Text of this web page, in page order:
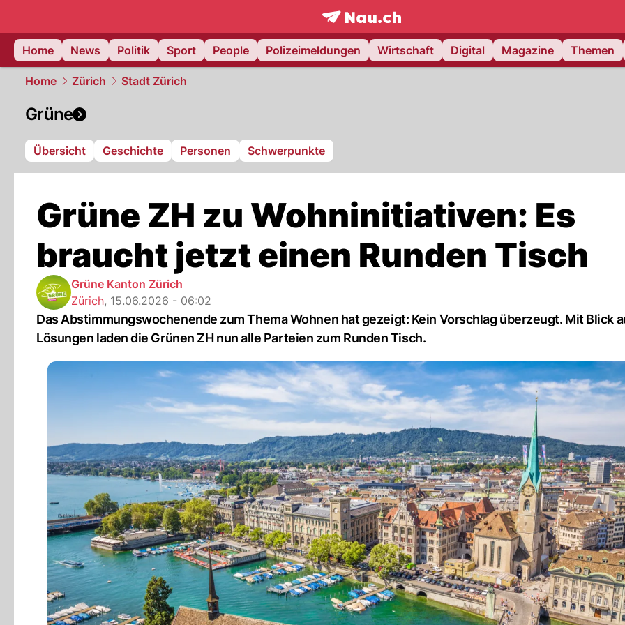
frontpage.NAU.ch
Home
News Politik Sport People Polizeimeldungen Wirtschaft Digital Magazine Themen
Home Zürich Stadt Zürich
Grüne
Übersicht Geschichte Personen Schwerpunkte
Grüne ZH zu Wohninitiativen: Es
braucht jetzt einen Runden Tisch
Grüne Kanton Zürich
Zürich, 15.06.2026 - 06:02
Das Abstimmungswochenende zum Thema Wohnen hat gezeigt: Kein Vorschlag überzeugt. Mit Blick
Lösungen laden die Grünen ZH nun alle Parteien zum Runden Tisch.